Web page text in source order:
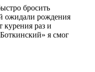
бросить
ожидали рождения
курения раз и
я смог